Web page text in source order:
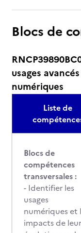
Blocs de
usages
numériques
Liste de
Blocs de
compétences
transversales :
- Identifier les
usages
numériques et
impacts de leur